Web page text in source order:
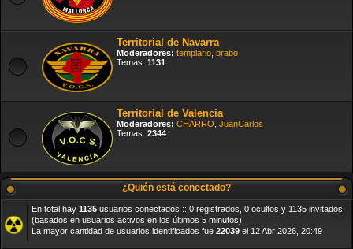
Territorial de Navarra
Moderadores: templario brabo
Temas: 1131
Territorial de Valencia
Moderadores: CHARRO JuanCarlos
Temas: 2344
¿Quién está conectado?
En total hay 1135 usuarios conectados :: 0 registrados, 0 ocultos y 1135 invitados
(basados en usuarios activos en los últimos 5 minutos)
La mayor cantidad de usuarios identificados fue 22039 el 12 Abr 2026, 20:49